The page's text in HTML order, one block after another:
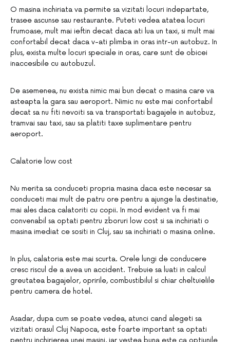
O masina inchiriata va permite sa vizitati locuri indepartate,
trasee ascunse sau restaurante. Puteti vedea atatea locuri
frumoase, mult mai ieftin decat daca ati lua un taxi, si mult mai
confortabil decat daca v-ati plimba in oras intr-un autobuz. In
plus, exista multe locuri speciale in oras, care sunt de obicei
inaccesibile cu autobuzul.
De asemenea, nu exista nimic mai bun decat o masina care va
asteapta la gara sau aeroport. Nimic nu este mai confortabil
decat sa nu fiti nevoiti sa va transportati bagajele in autobuz,
tramvai sau taxi, sau sa platiti taxe suplimentare pentru
aeroport.
Calatorie low cost
Nu merita sa conduceti propria masina daca este necesar sa
conduceti mai mult de patru ore pentru a ajunge la destinatie,
mai ales daca calatoriti cu copii. In mod evident va fi mai
convenabil sa optati pentru zboruri low cost si sa inchiriati o
masina imediat ce sositi in Cluj, sau sa inchiriati o masina online.
In plus, calatoria este mai scurta. Orele lungi de conducere
cresc riscul de a avea un accident. Trebuie sa luati in calcul
greutatea bagajelor, opririle, combustibilul si chiar cheltuielile
pentru camera de hotel.
Asadar, dupa cum se poate vedea, atunci cand alegeti sa
vizitati orasul Cluj Napoca, este foarte important sa optati
pentru inchirierea unei masini, iar vestea buna este ca optiunile